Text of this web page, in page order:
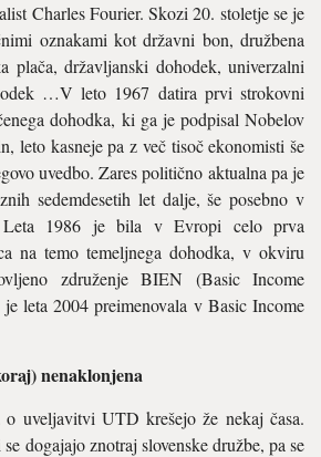
Charles Fourier. Skozi 20. stoletje se je
oznakami kot državni bon, družbena
plača, državljanski dohodek, univerzalni
…V leto 1967 datira prvi strokovni
dohodka, ki ga je podpisal Nobelov
leto kasneje pa z več tisoč ekonomisti še
uvedbo. Zares politično aktualna pa je
sedemdesetih let dalje, še posebno v
Leta 1986 je bila v Evropi celo prva
na temo temeljnega dohodka, v okviru
združenje BIEN (Basic Income
leta 2004 preimenovala v Basic Income
nenaklonjena
uveljavitvi UTD krešejo že nekaj časa.
dogajajo znotraj slovenske družbe, pa se